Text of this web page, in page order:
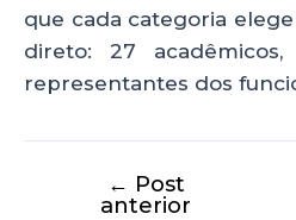
que cada categoria
direto: 27
representantes dos
← Post
anterior